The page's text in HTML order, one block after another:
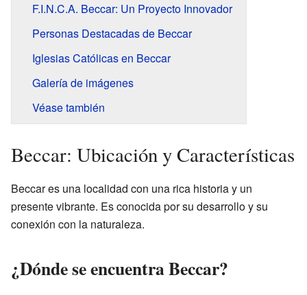
F.I.N.C.A. Beccar: Un Proyecto Innovador
Personas Destacadas de Beccar
Iglesias Católicas en Beccar
Galería de imágenes
Véase también
Beccar: Ubicación y Características
Beccar es una localidad con una rica historia y un
presente vibrante. Es conocida por su desarrollo y su
conexión con la naturaleza.
¿Dónde se encuentra Beccar?